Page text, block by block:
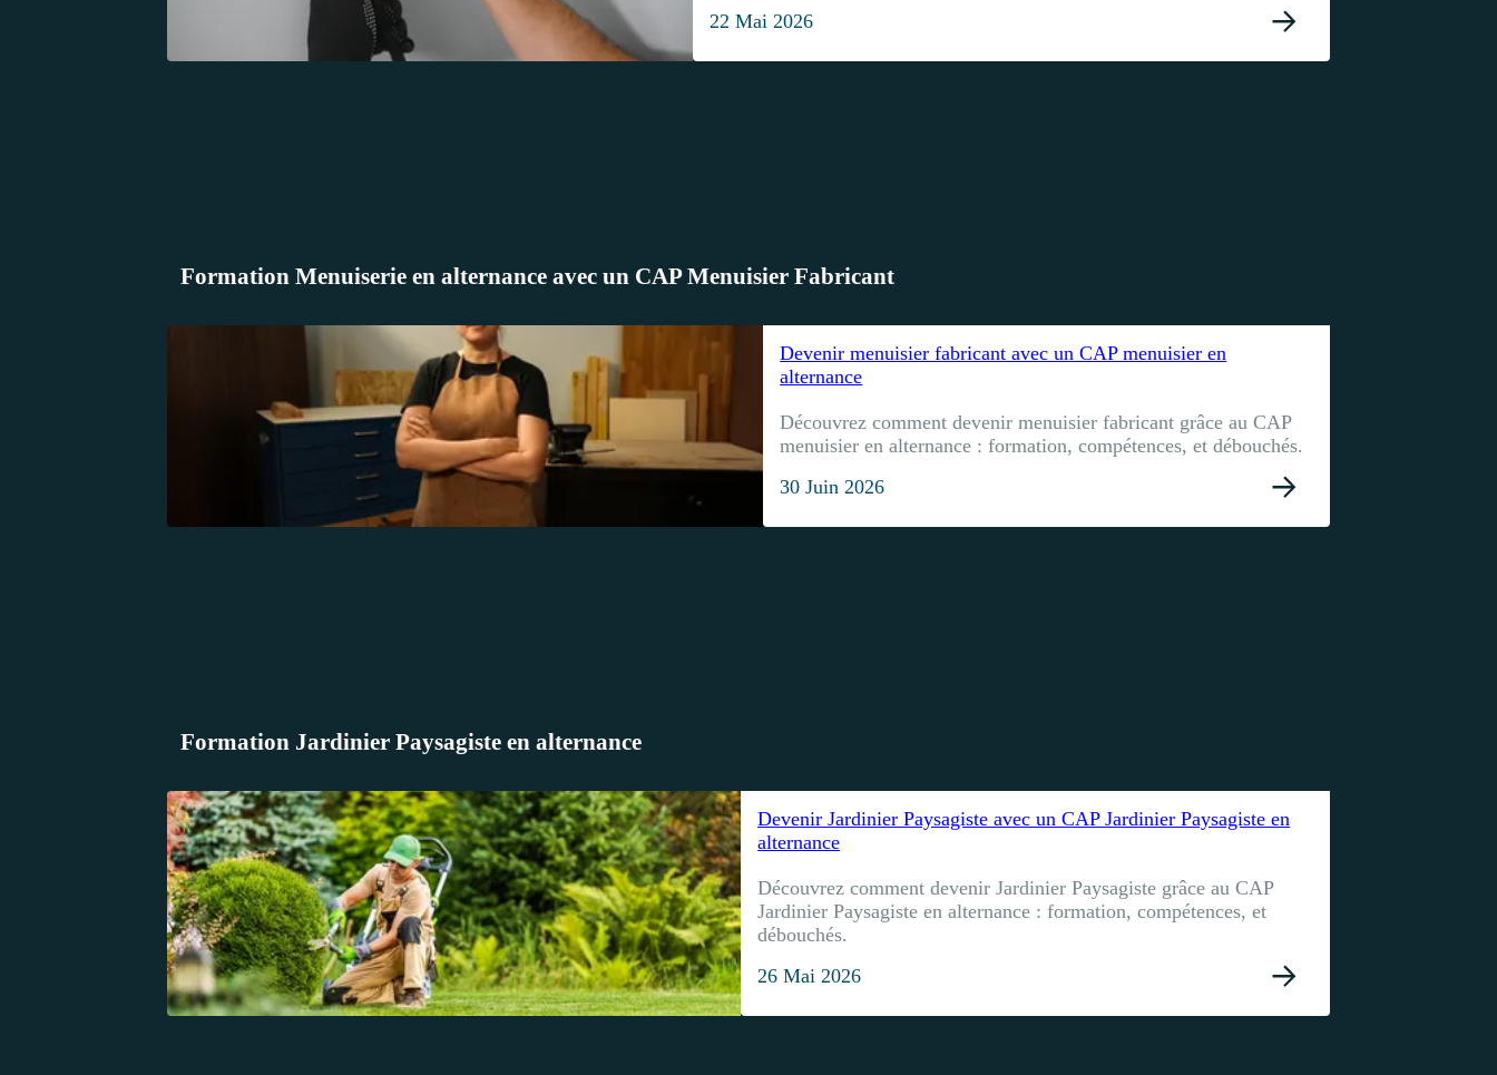
22 Mai 2026
Formation Menuiserie en alternance avec un CAP Menuisier Fabricant
Devenir menuisier fabricant avec un CAP menuisier en
alternance
Découvrez comment devenir menuisier fabricant grâce au CAP
menuisier en alternance : formation, compétences, et débouchés.
30 Juin 2026
Formation Jardinier Paysagiste en alternance
Devenir Jardinier Paysagiste avec un CAP Jardinier Paysagiste en
alternance
Découvrez comment devenir Jardinier Paysagiste grâce au CAP
Jardinier Paysagiste en alternance : formation, compétences, et
débouchés.
26 Mai 2026